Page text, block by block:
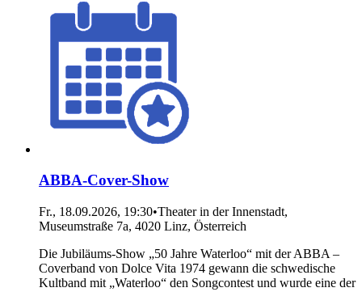
ABBA-Cover-Show
Fr., 18.09.2026, 19:30•Theater in der Innenstadt,
Museumstraße 7a, 4020 Linz, Österreich
Die Jubiläums-Show „50 Jahre Waterloo“ mit der ABBA –
Coverband von Dolce Vita 1974 gewann die schwedische
Kultband mit „Waterloo“ den Songcontest und wurde eine der